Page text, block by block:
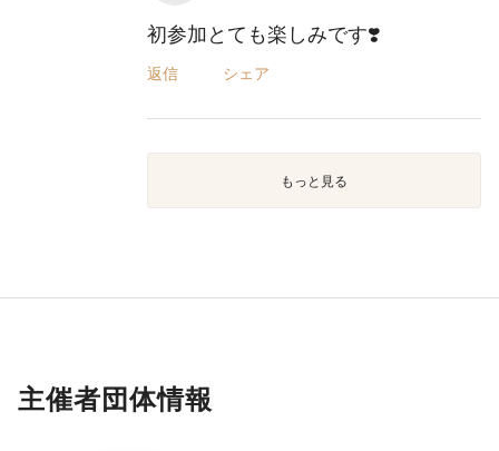
初参加とても楽しみです❣️
返信 シェア
もっと見る
主催者団体情報